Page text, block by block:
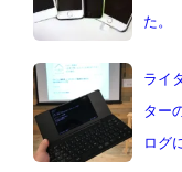
た。
ライ
ター
ログ